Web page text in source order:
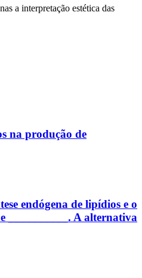
a interpretação estética das
na produção de
endógena de lipídios e o
__________. A alternativa